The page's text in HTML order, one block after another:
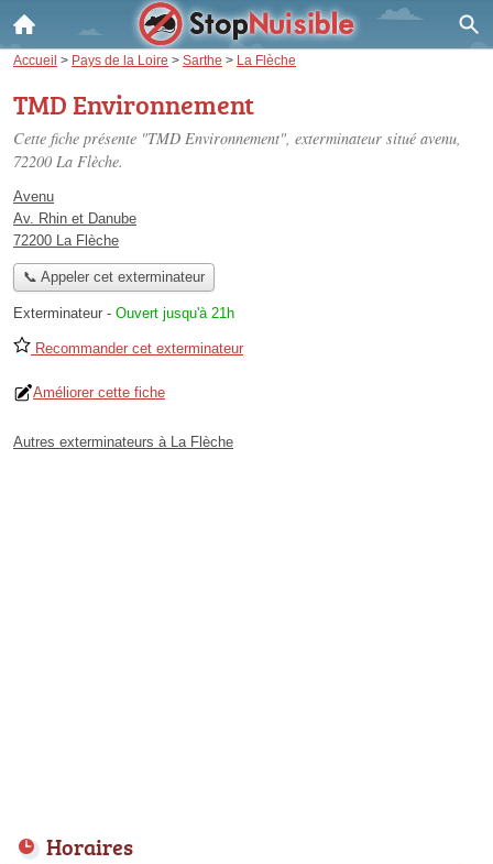
Accueil > Pays de la Loire > Sarthe > La Flèche
TMD Environnement
Cette fiche présente "TMD Environnement", exterminateur situé avenu,
72200 La Flèche.
Avenu
Av. Rhin et Danube
72200 La Flèche
📞 Appeler cet exterminateur
Exterminateur - Ouvert jusqu'à 21h
Recommander cet exterminateur
Améliorer cette fiche
Autres exterminateurs à La Flèche
Horaires